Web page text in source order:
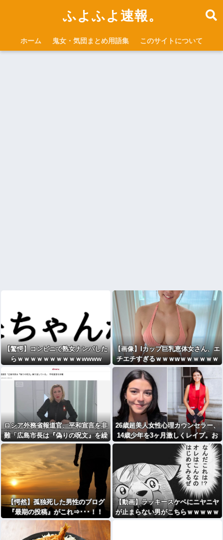
ふよふよ速報。
ホーム 鬼女・気団まとめ用語集 このサイトについて
【驚愕】コンビニで熟女ナンパした
らｗｗｗｗｗｗｗｗｗｗwwww
【画像】Iカップ巨乳恵体女さん、エ
チエチすぎるｗｗｗwｗｗｗｗｗｗ
ｗｗ
ロシア外務省報道官、平和宣言を非
難「広島市長は『偽りの呪文』を繰
り返している」
26歳超美人女性心理カウンセラー、
14歳少年を3ヶ月激しくレイプ。お
菓子生姜 [776365898]
【愕然】孤独死した男性のブログ
『最期の投稿』がこれ⇒･･･！！
【動画】ラッキースケベにニヤニヤ
が止まらない男がこちらｗｗｗｗｗ